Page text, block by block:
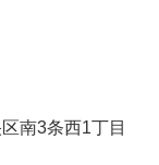
南3条西1丁目